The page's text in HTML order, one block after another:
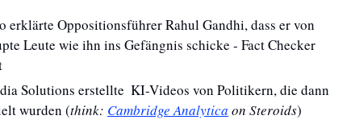
Oppositionsführer Rahul Gandhi, dass er von
Leute wie ihn ins Gefängnis schicke - Fact Checker
Solutions erstellte  KI-Videos von Politikern, die dann
wurden (think: Cambridge Analytica on Steroids)